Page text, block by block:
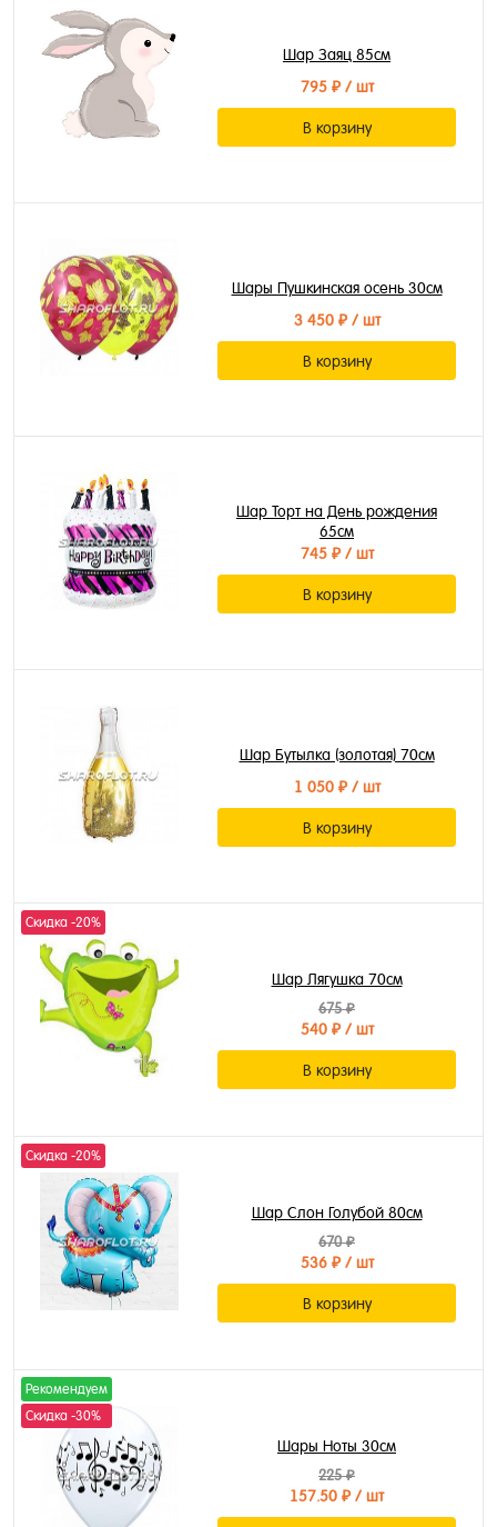
Шар Заяц 85см
795 ₽/ шт
В корзину
Шары Пушкинская осень 30см
3 450 ₽/ шт
В корзину
Шар Торт на День рождения
65см
745 ₽/ шт
В корзину
Шар Бутылка (золотая) 70см
1 050 ₽/ шт
В корзину
Скидка -20%
Шар Лягушка 70см
675 ₽
540 ₽/ шт
В корзину
Скидка -20%
Шар Слон Голубой 80см
670 ₽
536 ₽/ шт
В корзину
Рекомендуем
Скидка -30%
Шары Ноты 30см
225 ₽
157.50 ₽/ шт